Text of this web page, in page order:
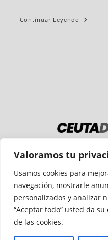
Valoramos tu
Usamos cookies para
navegación, mostrarle
personalizados y analizar
“Aceptar todo” usted da
de las cookies.
Continuar Leyendo
Aviso
Legal
Declaración de
Accesibilidad